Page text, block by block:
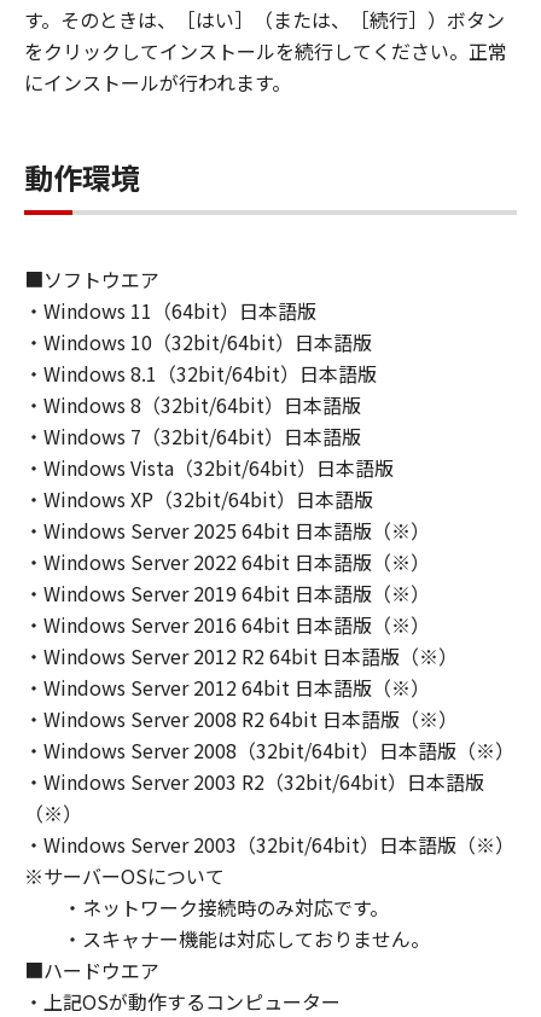
(2) お客様は、「本ソフトウェア」の全部また
は一部を修正、改変、逆コンパイル、逆アセン
ブル、その他リバースエンジニアリング等する
ことはできません。また第三者にこのような行
「本ソフトウェア」に係る権原および所有権
は、その内容によりキヤノンまたはキヤノンの
４．著作権表示
お客様は、「本ソフトウェア」に含まれるキヤ
ノンまたはキヤノンのライセンサーの著作権表
示を変更し、除去しもしくは削除してはなりま
せん。
５．保証の否認・免責
(1) 「本ソフトウェア」は、『現状のまま』の
状態で使用許諾されます。キヤノン、キヤノン
のライセンサー、キヤノンの子会社、キヤノン
の関連会社、それらの販売代理店または販売店
のいずれも、「本ソフトウェア」に関して、商
品性および特定の目的への適合性の保証を含
め、いかなる保証も、明示たると黙示たるとを
問わず一切しないものとします。
(2) キヤノン、キヤノンのライセンサー、キヤノ
ンの子会社、キヤノンの関連会社、それらの販
売代理店または販売店のいずれも、「本ソフト
ウェア」の使用または使用不能から生ずるいか
なる損害（逸失利益およびその他の派生的また
は付随的な損害を含むがこれらに限定されない
全ての損害を言います。）について、適用法で
認められる限り、一切の責任を負わないものと
します。たとえ、キヤノン、キヤノンのライセ
ンサー、キヤノンの子会社、キヤノンの関連会
社、それらの販売代理店または販売店がかかる
損害の可能性について知らされていた場合でも
す。そのときは、［はい］（または、［続行］）ボタン
をクリックしてインストールを続行してください。正常
にインストールが行われます。
動作環境
■ソフトウエア
・Windows 11（64bit）日本語版
・Windows 10（32bit/64bit）日本語版
・Windows 8.1（32bit/64bit）日本語版
・Windows 8（32bit/64bit）日本語版
・Windows 7（32bit/64bit）日本語版
・Windows Vista（32bit/64bit）日本語版
・Windows XP（32bit/64bit）日本語版
・Windows Server 2025 64bit 日本語版（※）
・Windows Server 2022 64bit 日本語版（※）
・Windows Server 2019 64bit 日本語版（※）
・Windows Server 2016 64bit 日本語版（※）
・Windows Server 2012 R2 64bit 日本語版（※）
・Windows Server 2012 64bit 日本語版（※）
・Windows Server 2008 R2 64bit 日本語版（※）
・Windows Server 2008（32bit/64bit）日本語版（※）
・Windows Server 2003 R2（32bit/64bit）日本語版
（※）
・Windows Server 2003（32bit/64bit）日本語版（※）
※サーバーOSについて
・ネットワーク接続時のみ対応です。
・スキャナー機能は対応しておりません。
■ハードウエア
・上記OSが動作するコンピューター